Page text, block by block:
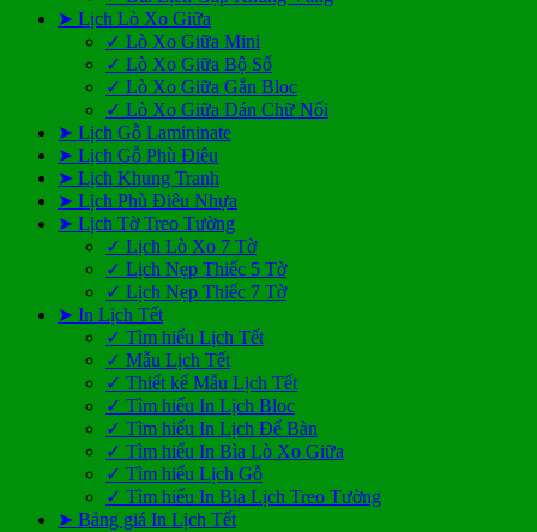
➤ Lịch Lò Xo Giữa
✓ Lò Xo Giữa Mini
✓ Lò Xo Giữa Bộ Số
✓ Lò Xo Giữa Gắn Bloc
✓ Lò Xo Giữa Dán Chữ Nổi
➤ Lịch Gỗ Lamininate
➤ Lịch Gỗ Phù Điêu
➤ Lịch Khung Tranh
➤ Lịch Phù Điêu Nhựa
➤ Lịch Tờ Treo Tường
✓ Lịch Lò Xo 7 Tờ
✓ Lịch Nẹp Thiếc 5 Tờ
✓ Lịch Nẹp Thiếc 7 Tờ
➤ In Lịch Tết
✓ Tìm hiểu Lịch Tết
✓ Mẫu Lịch Tết
✓ Thiết kế Mẫu Lịch Tết
✓ Tìm hiểu In Lịch Bloc
✓ Tìm hiểu In Lịch Để Bàn
✓ Tìm hiểu In Bìa Lò Xo Giữa
✓ Tìm hiểu Lịch Gỗ
✓ Tìm hiểu In Bìa Lịch Treo Tường
➤ Bảng giá In Lịch Tết